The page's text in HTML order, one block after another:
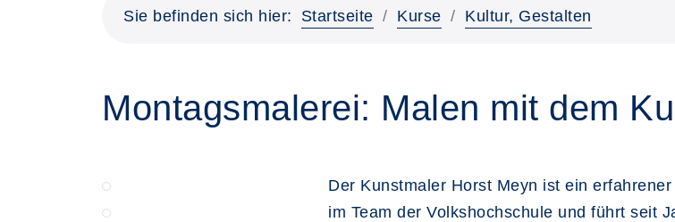
Sie befinden sich hier: Startseite Kurse Kultur, Gestalten
Montagsmalerei: Malen mit dem
Der Kunstmaler Horst Meyn ist ein
im Team der Volkshochschule und führt seit